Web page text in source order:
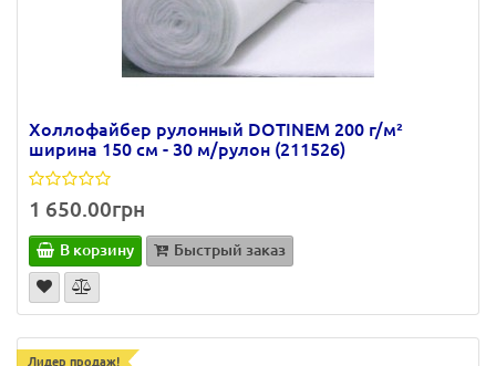
Холлофайбер рулонный DOTINEM 200 г/м²
ширина 150 см - 30 м/рулон (211526)
1 650.00грн
В корзину Быстрый заказ
Лидер продаж!